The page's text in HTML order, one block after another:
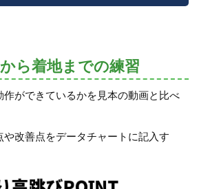
から着地までの練習
作ができているかを見本の動画と比べ
や改善点をデータチャートに記入す